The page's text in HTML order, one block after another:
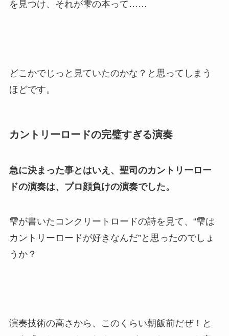
を見つけ、それが雫の本って……
どこかでじっと見ていたのかな？と思ってしまう
ほどです。
カントリーロードの完璧すぎる演奏
急に決まった事とはいえ、聖司のカントリーロー
ドの演奏は、プロ顔負けの演奏でした。
雫が書いたコンクリートロードの詩を見て、“雫は
カントリーロードが好きなんだ”と思ったのでしょ
うか？
演奏技術の高さから、このくらい朝飯前だぜ！と